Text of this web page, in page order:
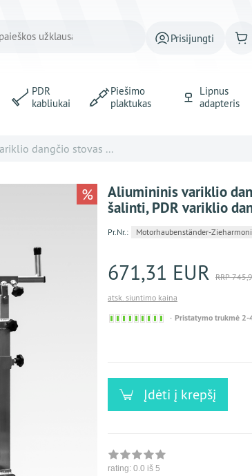
Prisijungti
PDR
kabliukai
Piešimo
plaktukas
Lipnus
adapteris
dangčio stovas ...
%
Aliumininis variklio
šalinti, PDR variklio
Pr.Nr.: Motorhaubenständer-
671,31 EUR RRP
atsk. siuntimo kaina
Sofort
Pristatymo trukmė 2-
Įdėti į krepšį
rating: 0.0 iš 5